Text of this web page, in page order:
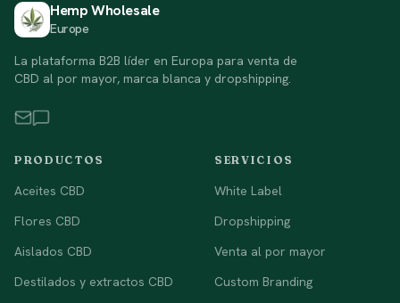
Hemp Wholesale
Europe
La plataforma B2B líder en Europa para venta de
CBD al por mayor, marca blanca y dropshipping.
PRODUCTOS
Aceites CBD
Flores CBD
Aislados CBD
Destilados y extractos CBD
SERVICIOS
White Label
Dropshipping
Venta al por mayor
Custom Branding